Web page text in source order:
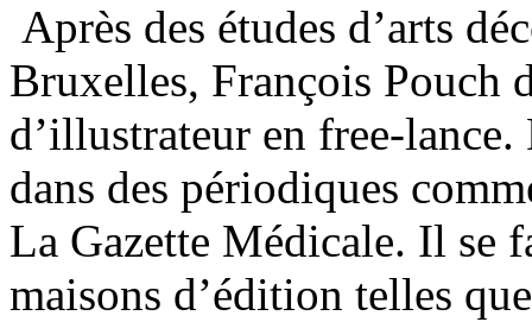
Après des études d’arts
Bruxelles, François Pouch
d’illustrateur en free-lance.
dans des périodiques
La Gazette Médicale. Il se
maisons d’édition telles